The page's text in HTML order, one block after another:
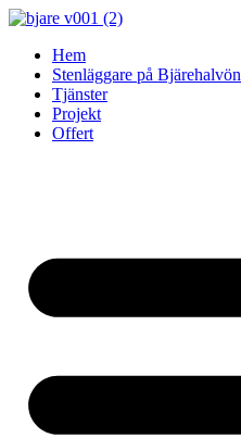
Skip
contentHem
Stenläggare på Bjärehalvön
Tjänster
Projekt
Offert